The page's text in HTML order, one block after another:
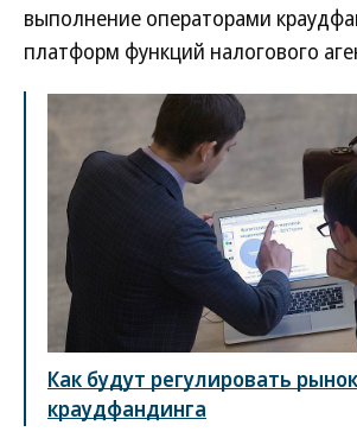
выполнение операторами
платформ функций налогового
Как будут регулировать рынок
краудфандинга